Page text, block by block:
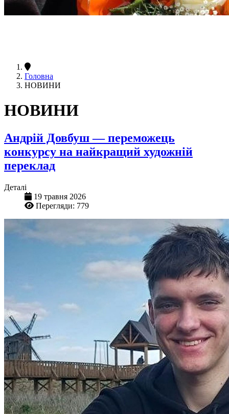
Головна
НОВИНИ
НОВИНИ
Андрій Довбуш — переможець
конкурсу на найкращий художній
переклад
Деталі
19 травня 2026
Перегляди: 779